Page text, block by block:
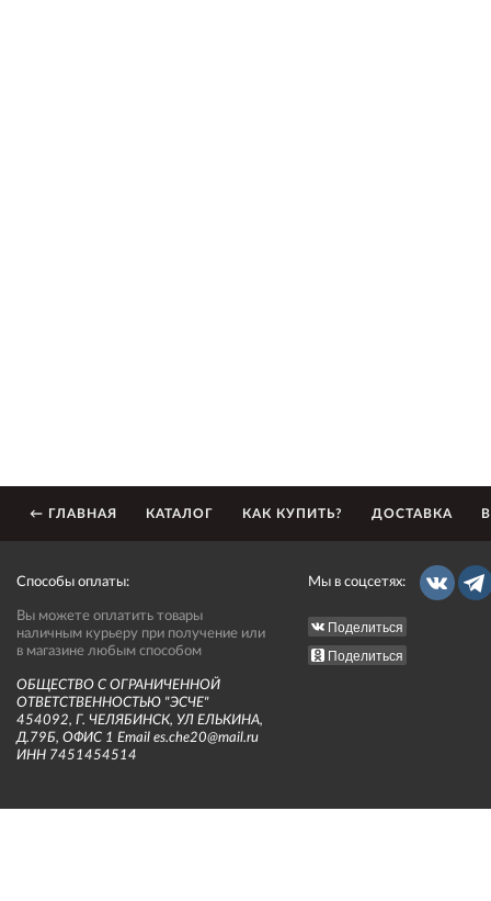
← ГЛАВНАЯ КАТАЛОГ КАК КУПИТЬ? ДОСТАВКА
Способы оплаты:
Вы можете оплатить товары
наличным курьеру при получение или
в магазине любым способом
ОБЩЕСТВО С ОГРАНИЧЕННОЙ
ОТВЕТСТВЕННОСТЬЮ "ЭСЧЕ"
454092, Г. ЧЕЛЯБИНСК, УЛ ЕЛЬКИНА,
Д.79Б, ОФИС 1 Email es.che20@mail.ru
ИНН 7451454514
Мы в соцсетях:
Поделиться
Поделиться